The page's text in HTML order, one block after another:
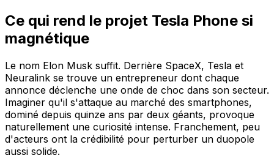
Ce qui rend le projet Tesla Phone si
magnétique
Le nom Elon Musk suffit. Derrière SpaceX, Tesla et
Neuralink se trouve un entrepreneur dont chaque
annonce déclenche une onde de choc dans son secteur.
Imaginer qu'il s'attaque au marché des smartphones,
dominé depuis quinze ans par deux géants, provoque
naturellement une curiosité intense. Franchement, peu
d'acteurs ont la crédibilité pour perturber un duopole
aussi solide.